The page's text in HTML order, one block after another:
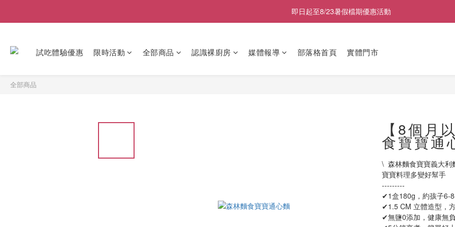
2026商品售價調整公告｜9月1日起適用
即日起至8/23暑假檔期優惠活動
2026商品售價調整公告｜9月1日起適用
試吃體驗優惠 限時活動 全部商品 認識裸廚房 媒體報導 部落格首頁 實體門市
全部商品
【8個月
食寶寶通
\  森林麵食寶寶義大
寶寶料理多變好幫手
---------
✔1盒180g，約孩子6-
✔1.5 CM 立體造型，
✔無鹽0添加，健康無